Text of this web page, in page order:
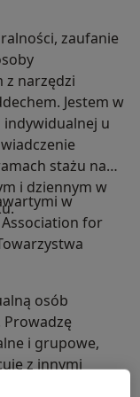
zaufanie
z narzędzi
Jestem w
u
stażu na
i dziennym w
w
Association for
osób
Prowadzę
i grupowe,
z innymi